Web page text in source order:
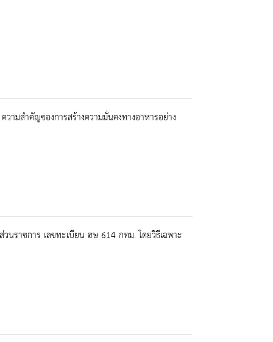
ามสำคัญของการสร้างความมั่นคงทางอาหารอย่าง
นราชการ เลขทะเบียน ฮษ 614 กทม. โดยวิธีเฉพาะ